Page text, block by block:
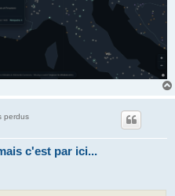
perdus
c'est par ici...